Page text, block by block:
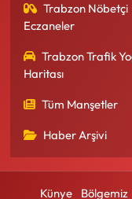
Trabzon Nöbetçi
Eczaneler
Trabzon Trafik
Haritası
Tüm Manşetler
Haber Arşivi
Künye Bölgemiz